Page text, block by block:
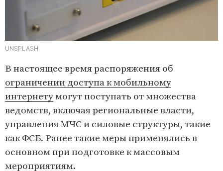
UNSPLASH
В настоящее время распоряжения об
ограничении доступа к мобильному
интернетумогут поступать от множества
ведомств, включая региональные власти,
управления МЧС и силовые структуры, такие
как ФСБ. Ранее такие меры применялись в
основном при подготовке к массовым
мероприятиям.